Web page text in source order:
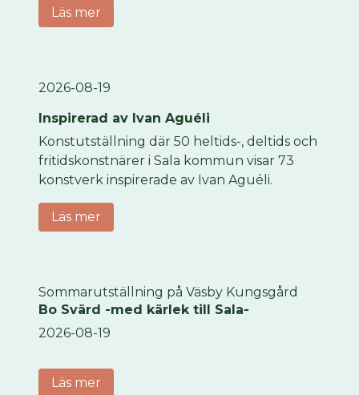
Läs mer
2026-08-19
Inspirerad av Ivan Aguéli
Konstutställning där 50 heltids-, deltids och
fritidskonstnärer i Sala kommun visar 73
konstverk inspirerade av Ivan Aguéli.
Läs mer
2026-08-19
Bo Svärd -med kärlek till Sala-
Sommarutställning på Väsby Kungsgård
Läs mer